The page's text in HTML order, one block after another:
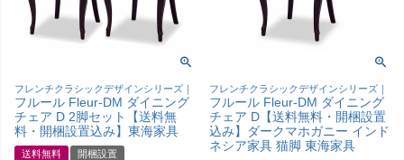
フレンチクラシックデザインシリーズ｜
フルール Fleur-DM ダイニング
チェア D 2脚セット【送料無
料・開梱設置込み】東海家具
送料無料 開梱設置
フレンチクラシックデザインシリーズ｜
フルール Fleur-DM ダイニング
チェア D【送料無料・開梱設置
込み】ダークマホガニー インド
ネシア家具 猫脚 東海家具